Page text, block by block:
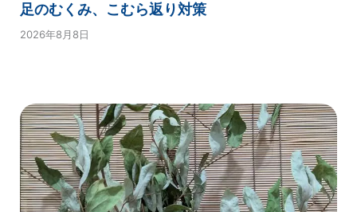
足のむくみ、こむら返り対策
2026年8月8日